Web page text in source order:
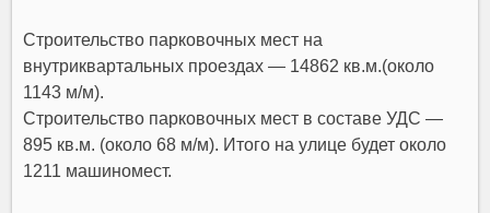
Строительство парковочных мест на
внутриквартальных проездах — 14862 кв.м.(около
1143 м/м).
Строительство парковочных мест в составе УДС —
895 кв.м. (около 68 м/м). Итого на улице будет около
1211 машиномест.